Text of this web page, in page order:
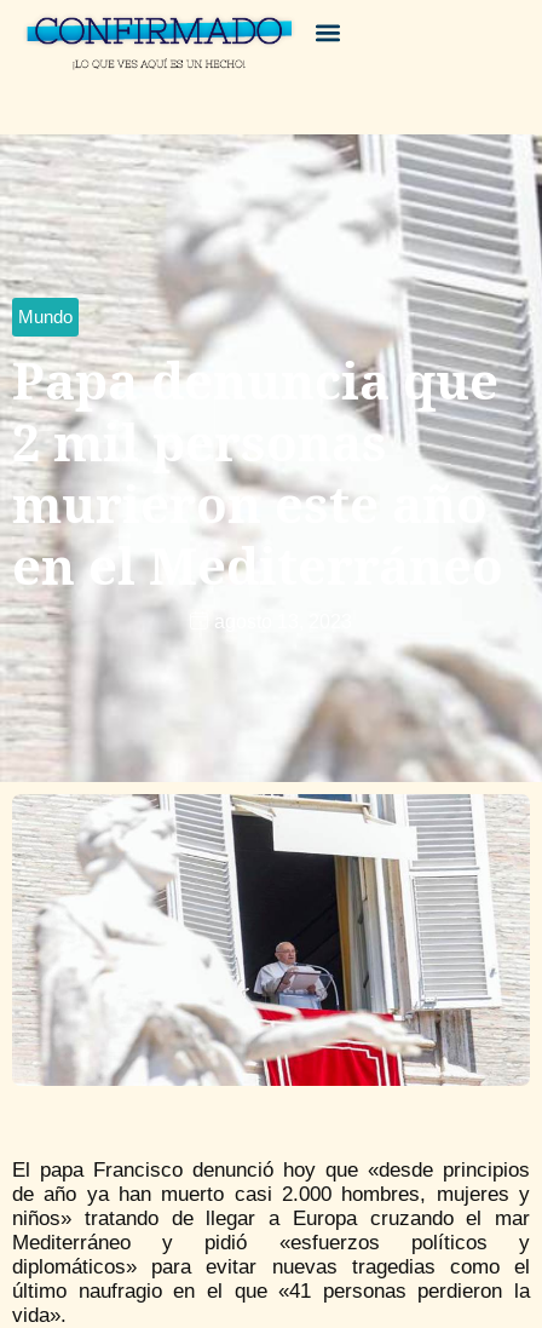
Mundo
Papa denuncia que
2 mil personas
murieron este año
en el Mediterráneo
agosto 13, 2023
El papa Francisco denunció hoy que «desde principios
de año ya han muerto casi 2.000 hombres, mujeres y
niños» tratando de llegar a Europa cruzando el mar
Mediterráneo y pidió «esfuerzos políticos y
diplomáticos» para evitar nuevas tragedias como el
último naufragio en el que «41 personas perdieron la
vida».